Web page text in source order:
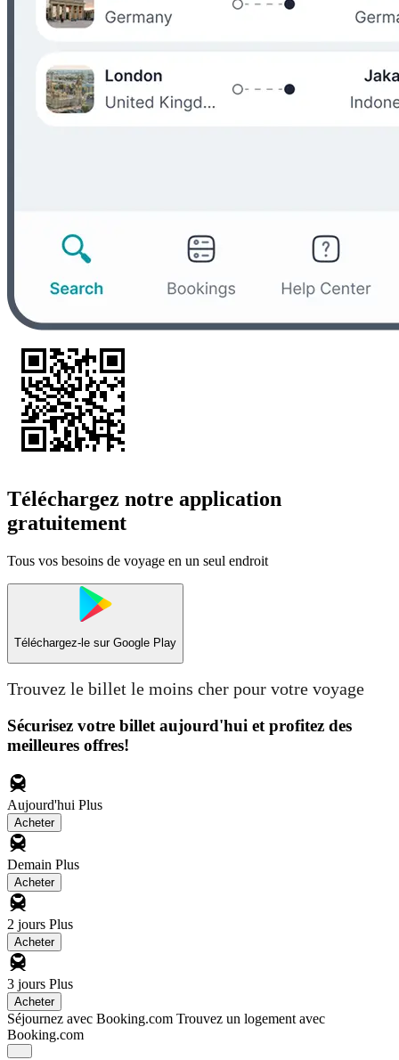
Téléchargez notre application
gratuitement
Tous vos besoins de voyage en un seul endroit
Téléchargez-le sur Google Play
Trouvez le billet le moins cher pour votre voyage
Sécurisez votre billet aujourd'hui et profitez des
meilleures offres!
Aujourd'hui Plus
Acheter
Demain Plus
Acheter
2 jours Plus
Acheter
3 jours Plus
Acheter
Séjournez avec Booking.com Trouvez un logement avec
Booking.com